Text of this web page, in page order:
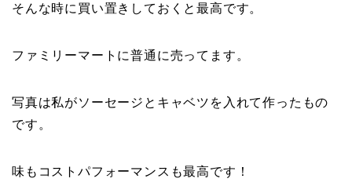
そんな時に買い置きしておくと最高です。
ファミリーマートに普通に売ってます。
写真は私がソーセージとキャベツを入れて作ったもの
です。
味もコストパフォーマンスも最高です！